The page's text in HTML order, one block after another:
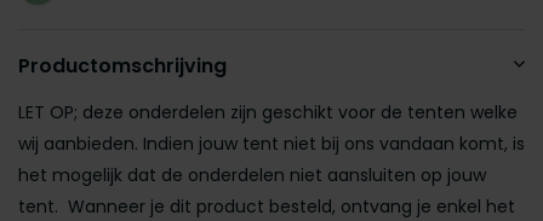
Productomschrijving
LET OP; deze onderdelen zijn geschikt voor de tenten welke
wij aanbieden. Indien jouw tent niet bij ons vandaan komt, is
het mogelijk dat de onderdelen niet aansluiten op jouw
tent. Wanneer je dit product besteld, ontvang je enkel het